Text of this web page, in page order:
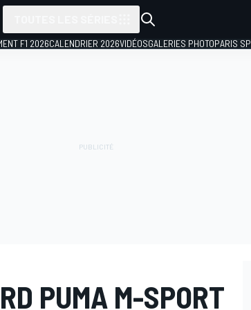
F1 2026CALENDRIER 2026VIDÉOSGALERIES PHOTOPARIS
PUMA M-SPORT